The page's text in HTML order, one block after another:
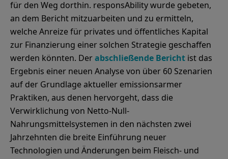
für den Weg dorthin. responsAbility wurde gebeten,
an dem Bericht mitzuarbeiten und zu ermitteln,
welche Anreize für privates und öffentliches Kapital
zur Finanzierung einer solchen Strategie geschaffen
werden könnten. Derabschließende Bericht ist das
Ergebnis einer neuen Analyse von über 60 Szenarien
auf der Grundlage aktueller emissionsarmer
Praktiken, aus denen hervorgeht, dass die
Verwirklichung von Netto-Null-
Nahrungsmittelsystemen in den nächsten zwei
Jahrzehnten die breite Einführung neuer
Technologien und Änderungen beim Fleisch- und